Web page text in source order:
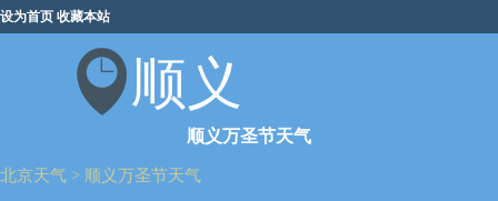
设为首页 收藏本站
顺义
顺义万圣节天气
北京天气 > 顺义万圣节天气